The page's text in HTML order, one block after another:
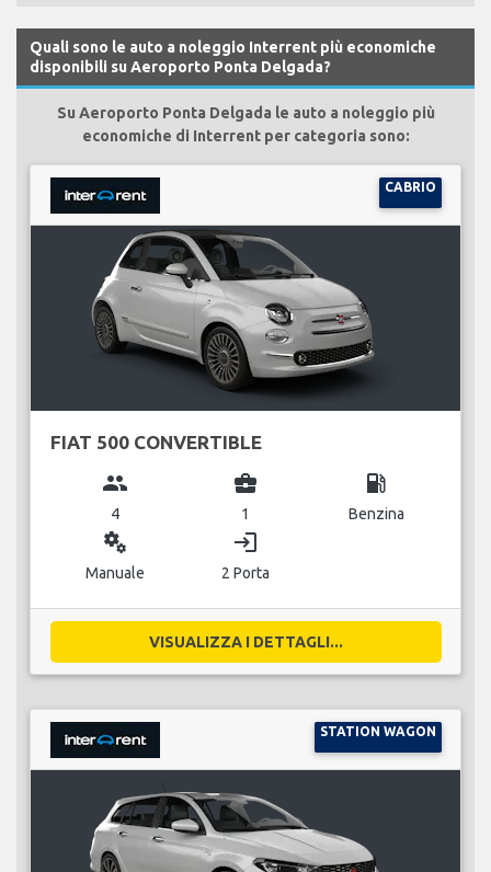
Quali sono le auto a noleggio Interrent più economiche
disponibili su Aeroporto Ponta Delgada?
Su Aeroporto Ponta Delgada le auto a noleggio più
economiche di Interrent per categoria sono:
CABRIO
FIAT 500 CONVERTIBLE
group
4
business_center
1
local_gas_station
Benzina
miscellaneous_services
Manuale
login
2 Porta
VISUALIZZA I DETTAGLI...
STATION WAGON